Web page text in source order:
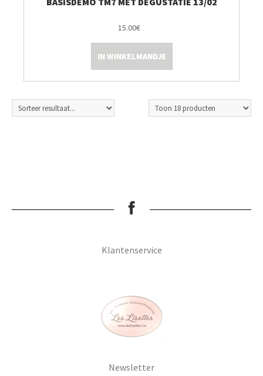
15.00€
IN WINKELMANDJE
Klantenservice
Newsletter